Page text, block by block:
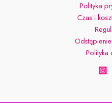
Polityka
Czas i
Polityka